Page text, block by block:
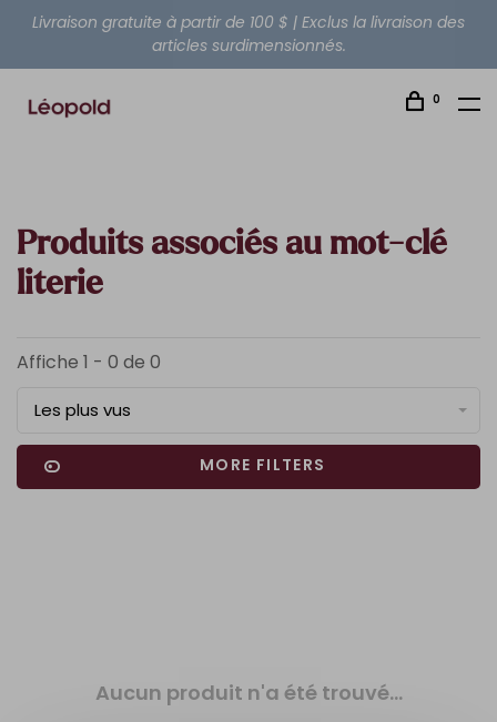
Livraison gratuite à partir de 100 $ | Exclus la livraison des
articles surdimensionnés.
0
Produits associés au mot-clé
literie
Affiche 1 - 0 de 0
Les plus vus
MORE FILTERS
Aucun produit n'a été trouvé...